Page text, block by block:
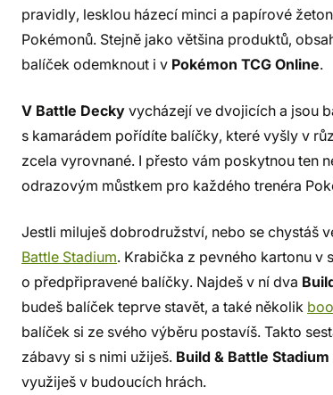
pravidly, lesklou házecí minci a papírové
Pokémonů. Stejně jako většina produktů,
balíček odemknout i v Pokémon TCG Online.
V Battle Decky vycházejí ve dvojicích a jsou
s kamarádem pořídíte balíčky, které vyšly v
zcela vyrovnané. I přesto vám poskytnou ten
odrazovým můstkem pro každého trenéra
Jestli miluješ dobrodružství, nebo se chystáš
Battle Stadium. Krabička z pevného kartonu v
o předpřipravené balíčky. Najdeš v ní dva
budeš balíček teprve stavět, a také několik
balíček si ze svého výběru postavíš. Takto
zábavy si s nimi užiješ. Build & Battle Stadium
využiješ v budoucích hrách.